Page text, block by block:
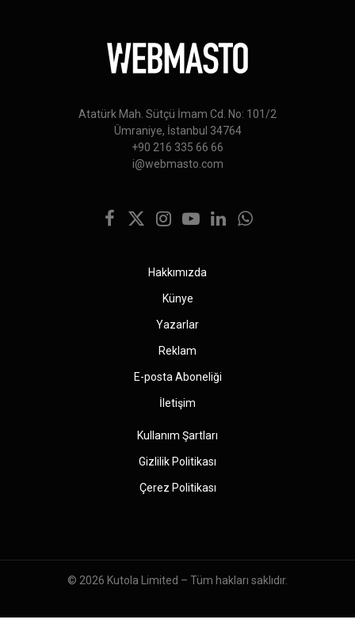
Atatürk Mah. Sütçü İmam Cd. No: 101/2
Ümraniye, İstanbul 34764
+90 216 335 66 66
i@webmasto.com
Facebook
X
Instagram
YouTubeLinkedInWhatsApp
Hakkımızda
Künye
Yazarlar
Reklam
E-posta Aboneliği
İletişim
Kullanım Şartları
Gizlilik Politikası
Çerez Politikası
© 2026 Kutola Limited – Tüm hakları saklıdır.